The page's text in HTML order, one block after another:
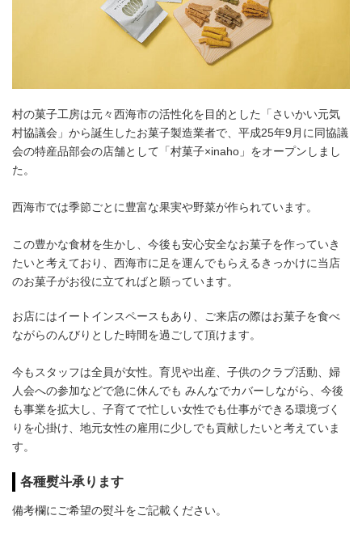
村の菓子工房は元々西海市の活性化を目的とした「さいかい元気
村協議会」から誕生したお菓子製造業者で、平成25年9月に同協議
会の特産品部会の店舗として「村菓子×inaho」をオープンしまし
た。
西海市では季節ごとに豊富な果実や野菜が作られています。
この豊かな食材を生かし、今後も安心安全なお菓子を作っていき
たいと考えており、西海市に足を運んでもらえるきっかけに当店
のお菓子がお役に立てればと願っています。
お店にはイートインスペースもあり、ご来店の際はお菓子を食べ
ながらのんびりとした時間を過ごして頂けます。
今もスタッフは全員が女性。育児や出産、子供のクラブ活動、婦
人会への参加などで急に休んでも みんなでカバーしながら、今後
も事業を拡大し、子育てで忙しい女性でも仕事ができる環境づく
りを心掛け、地元女性の雇用に少しでも貢献したいと考えていま
す。
各種熨斗承ります
備考欄にご希望の熨斗をご記載ください。